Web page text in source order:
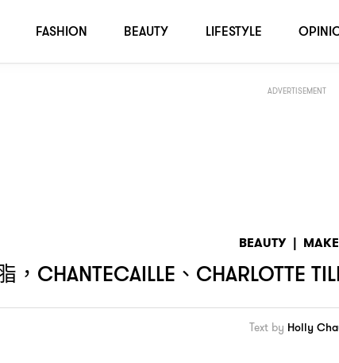
ADVERTISEMENT
BEAUTY |
，CHANTECAILLE 、 CHARLOTTE
Text by Holly
FASHION BEAUTY LIFESTYLE
TILBURY JUNG SAEM MOOL BEAUTY